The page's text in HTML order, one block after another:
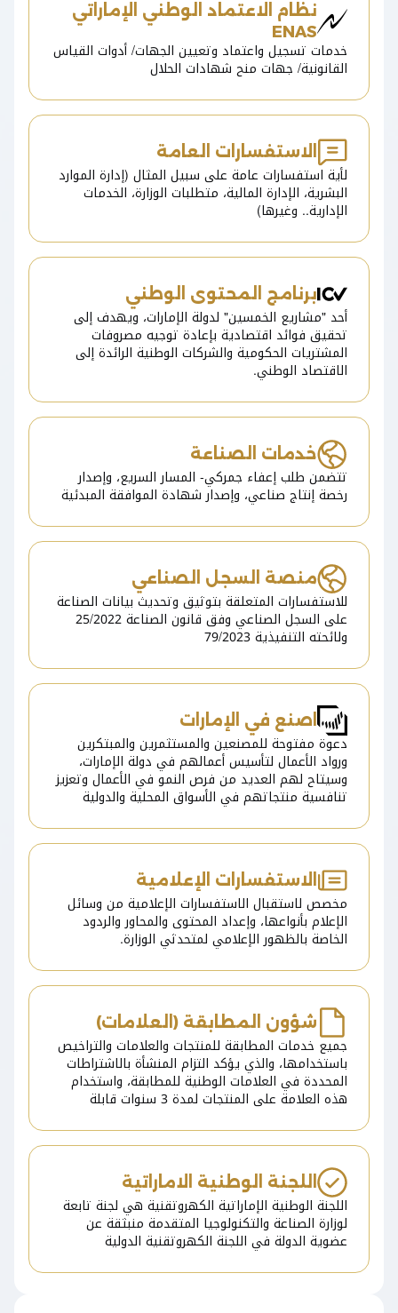
نظام الاعتماد الوطني الإماراتي
ENAS
خدمات تسجيل واعتماد وتعيين الجهات/ أدوات القياس
القانونية/ جهات منح شهادات الحلال
الاستفسارات العامة
لأية استفسارات عامة على سبيل المثال (إدارة الموارد
البشرية، الإدارة المالية، متطلبات الوزارة، الخدمات
الإدارية.. وغيرها)
برنامج المحتوى الوطني
أحد "مشاريع الخمسين" لدولة الإمارات، ويهدف إلى
تحقيق فوائد اقتصادية بإعادة توجيه مصروفات
المشتريات الحكومية والشركات الوطنية الرائدة إلى
الاقتصاد الوطني.
خدمات الصناعة
تتضمن طلب إعفاء جمركي- المسار السريع، وإصدار
رخصة إنتاج صناعي، وإصدار شهادة الموافقة المبدئية
منصة السجل الصناعي
للاستفسارات المتعلقة بتوثيق وتحديث بيانات الصناعة
على السجل الصناعي وفق قانون الصناعة 25/2022
ولائحته التنفيذية 79/2023
اصنع في الإمارات
دعوة مفتوحة للمصنعين والمستثمرين والمبتكرين
ورواد الأعمال لتأسيس أعمالهم في دولة الإمارات،
وسيتاح لهم العديد من فرص النمو في الأعمال وتعزيز
تنافسية منتجاتهم في الأسواق المحلية والدولية
الاستفسارات الإعلامية
مخصص لاستقبال الاستفسارات الإعلامية من وسائل
الإعلام بأنواعها، وإعداد المحتوى والمحاور والردود
الخاصة بالظهور الإعلامي لمتحدثي الوزارة.
شؤون المطابقة (العلامات)
جميع خدمات المطابقة للمنتجات والعلامات والتراخيص
باستخدامها، والذي يؤكد التزام المنشأة بالاشتراطات
المحددة في العلامات الوطنية للمطابقة، واستخدام
هذه العلامة على المنتجات لمدة 3 سنوات قابلة
اللجنة الوطنية الاماراتية
اللجنة الوطنية الإماراتية الكهروتقنية هي لجنة تابعة
لوزارة الصناعة والتكنولوجيا المتقدمة منبثقة عن
عضوية الدولة في اللجنة الكهروتقنية الدولية